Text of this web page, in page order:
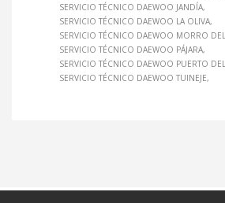
SERVICIO TÉCNICO DAEWOO JANDÍA
SERVICIO TÉCNICO DAEWOO LA OLIVA
SERVICIO TÉCNICO DAEWOO MORRO DEL
SERVICIO TÉCNICO DAEWOO PÁJARA
SERVICIO TÉCNICO DAEWOO PUERTO
SERVICIO TÉCNICO DAEWOO TUINEJE